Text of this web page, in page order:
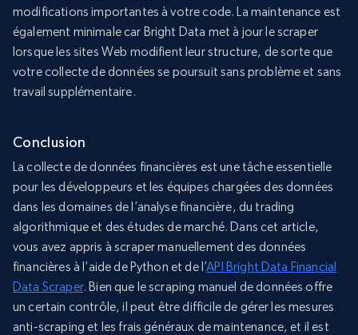
modifications importantes à votre code. La maintenance est
également minimale car Bright Data met à jour le scraper
lorsque les sites Web modifient leur structure, de sorte que
votre collecte de données se poursuit sans problème et sans
travail supplémentaire.
Conclusion
La collecte de données financières est une tâche essentielle
pour les développeurs et les équipes chargées des données
dans les domaines de l’analyse financière, du trading
algorithmique et des études de marché. Dans cet article,
vous avez appris à scraper manuellement des données
financières à l’aide de Python et de l’API Bright Data Financial
Data Scraper. Bien que le scraping manuel de données offre
un certain contrôle, il peut être difficile de gérer les mesures
anti-scraping et les frais généraux de maintenance, et il est